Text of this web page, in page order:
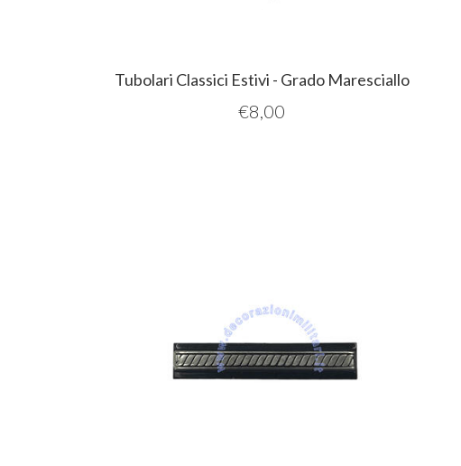
Tubolari Classici Estivi - Grado Maresciallo
€8,00